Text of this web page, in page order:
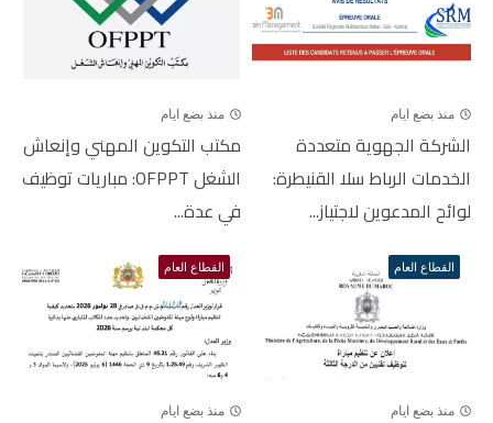
منذ بضع ايام
الشركة الجهوية متعددة
الخدمات الرباط سلا القنيطرة:
لوائح المدعوين لاجتياز...
منذ بضع ايام
مكتب التكوين المهني وإنعاش
الشغل OFPPT: مباريات توظيف
في عدة...
القطاع العام
منذ بضع ايام
القطاع العام
منذ بضع ايام